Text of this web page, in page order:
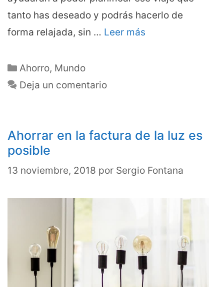
tanto has deseado y podrás hacerlo de
forma relajada, sin … Leer más
Categorías
Ahorro, Mundo
Deja un comentario
Ahorrar en la factura de la luz es
posible
13 noviembre, 2018 por Sergio Fontana